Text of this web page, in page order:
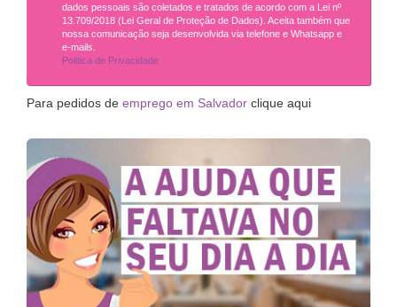
dados pessoais são coletados e tratados de acordo com a Lei nº
13.709/2018 (Lei Geral de Proteção de Dados). Aceita também que
nossa comunicação seja desenvolvida via telefone e Whatsapp e
e-mails.
Politica de Privacidade
Para pedidos de emprego em Salvador clique aqui